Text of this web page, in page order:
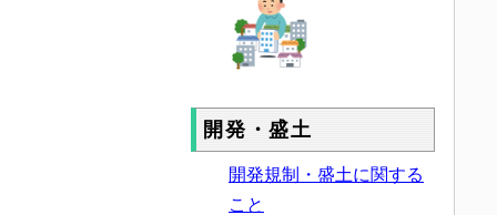
開発・盛土
開発規制・盛土に関する
こと